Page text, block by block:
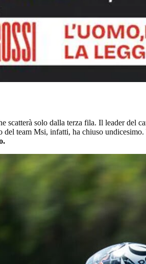
scatterà solo dalla terza fila. Il leader del
del team Msi, infatti, ha chiuso